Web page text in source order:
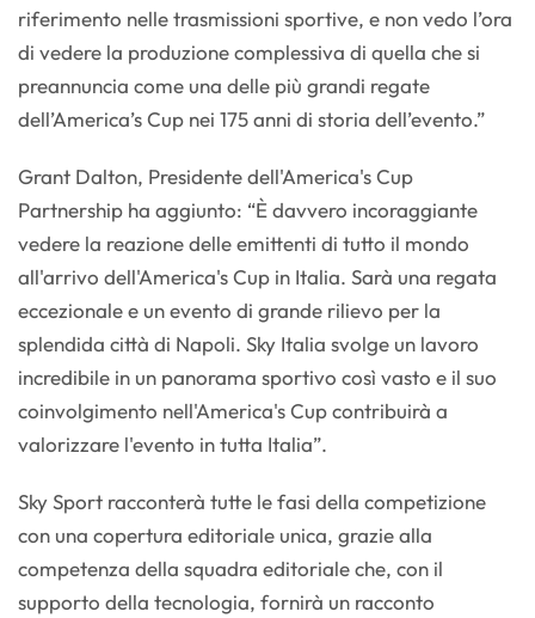
riferimento nelle trasmissioni sportive, e non vedo l’ora
di vedere la produzione complessiva di quella che si
preannuncia come una delle più grandi regate
dell’America’s Cup nei 175 anni di storia dell’evento.”
Grant Dalton, Presidente dell'America's Cup
Partnership ha aggiunto: “È davvero incoraggiante
vedere la reazione delle emittenti di tutto il mondo
all'arrivo dell'America's Cup in Italia. Sarà una regata
eccezionale e un evento di grande rilievo per la
splendida città di Napoli. Sky Italia svolge un lavoro
incredibile in un panorama sportivo così vasto e il suo
coinvolgimento nell'America's Cup contribuirà a
valorizzare l'evento in tutta Italia”.
Sky Sport racconterà tutte le fasi della competizione
con una copertura editoriale unica, grazie alla
competenza della squadra editoriale che, con il
supporto della tecnologia, fornirà un racconto